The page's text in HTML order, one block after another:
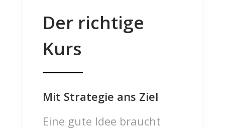
Der richtige
Kurs
Mit Strategie ans Ziel
Eine gute Idee braucht